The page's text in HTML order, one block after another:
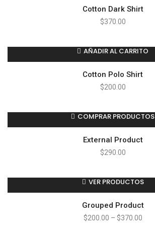
Cotton Dark Shirt
$370.00
AÑADIR AL CARRITO
Cotton Polo Shirt
$200.00
COMPRAR PRODUCTOS
External Product
$290.00
VER PRODUCTOS
Grouped Product
$200.00 – $370.00